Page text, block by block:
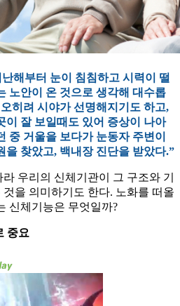
해부터 눈이 침침하고 시력이 떨
노안이 온 것으로 생각해 대수롭
히려 시야가 선명해지기도 하고,
이 잘 보일때도 있어 증상이 나아
중 거울을 보다가 눈동자 주변이
을 찾았고, 백내장 진단을 받았다.”
우리의 신체기관이 그 구조와 기
을 의미하기도 한다. 노화를 떠올
신체기능은 무엇일까?
중요